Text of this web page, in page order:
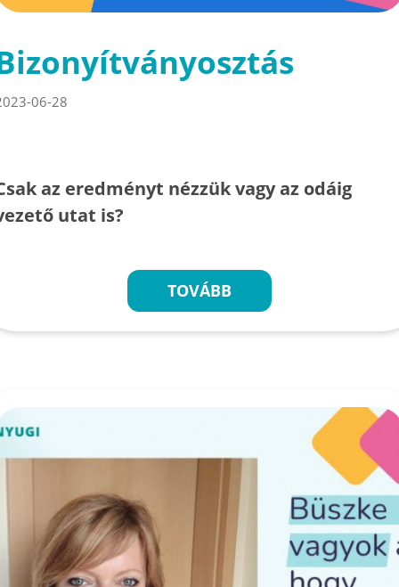
06-28
az eredményt nézzük vagy az odáig
utat is?
TOVÁBB